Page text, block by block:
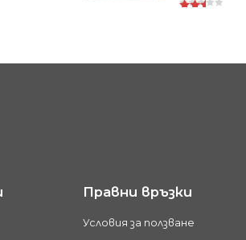
Правни връзки
Условия за ползване